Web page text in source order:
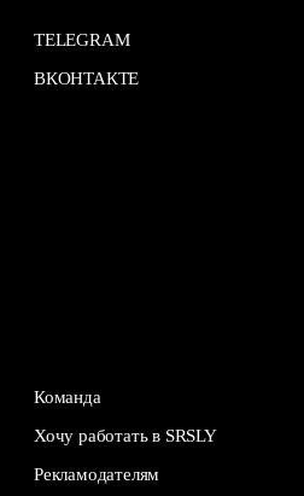
TELEGRAM
ВКОНТАКТЕ
Команда
Хочу работать в SRSLY
Рекламодателям